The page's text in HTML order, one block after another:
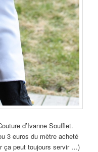
d’Ivanne Soufflet.
3 euros du mètre acheté
ça peut toujours servir …)